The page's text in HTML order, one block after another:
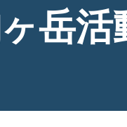
岳活